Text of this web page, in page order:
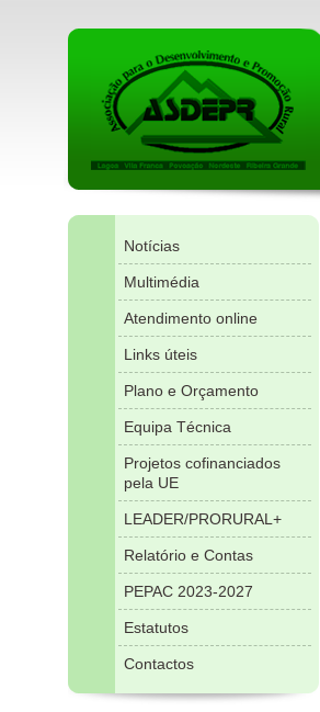
Notícias
Multimédia
Atendimento online
Links úteis
Plano e Orçamento
Equipa Técnica
Projetos cofinanciados
pela UE
LEADER/PRORURAL+
Relatório e Contas
PEPAC 2023-2027
Estatutos
Contactos